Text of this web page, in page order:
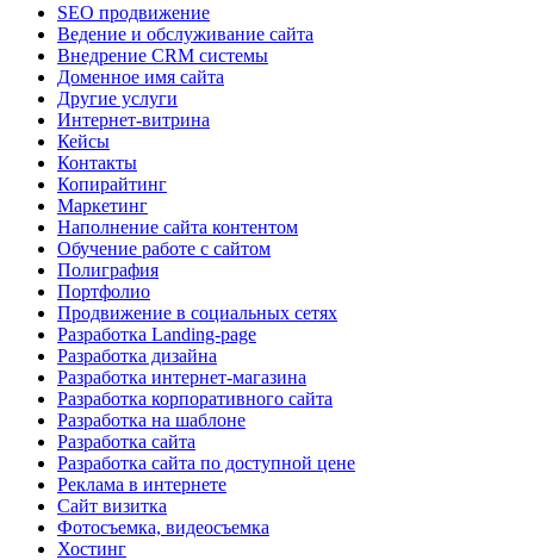
SEO продвижение
Ведение и обслуживание сайта
Внедрение CRM системы
Доменное имя сайта
Другие услуги
Интернет-витрина
Кейсы
Контакты
Копирайтинг
Маркетинг
Наполнение сайта контентом
Обучение работе с сайтом
Полиграфия
Портфолио
Продвижение в социальных сетях
Разработка Landing-page
Разработка дизайна
Разработка интернет-магазина
Разработка корпоративного сайта
Разработка на шаблоне
Разработка сайта
Разработка сайта по доступной цене
Реклама в интернете
Сайт визитка
Фотосъемка, видеосъемка
Хостинг